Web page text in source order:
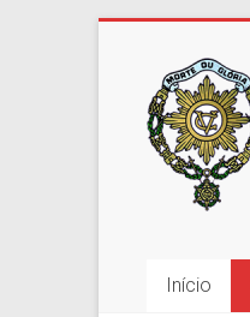
content
Início